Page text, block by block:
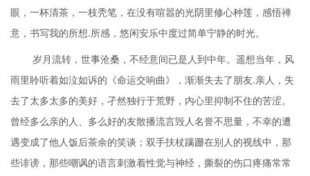
眼，一杯清茶，一枝秃笔，在没有喧嚣的光阴里修心种莲，感悟禅
意，书写我的所想.所感，悠闲安乐中度过简单宁静的时光。
岁月流转，世事沧桑，不经意间已是人到中年。遥想当年，风
雨里聆听着如泣如诉的《命运交响曲》，渐渐失去了朋友.亲人，失
去了太多太多的美好，孑然独行于荒野，内心里抑制不住的苦涩。
曾经多么亲的人、多么好的友散播流言毁人名誉不思量，不幸的遭
遇变成了他人饭后茶余的笑谈；双手扶杖蹒跚在别人的视线中，那
些诽谤，那些嘲讽的语言刺激着性觉与神经，撕裂的伤口疼痛常常